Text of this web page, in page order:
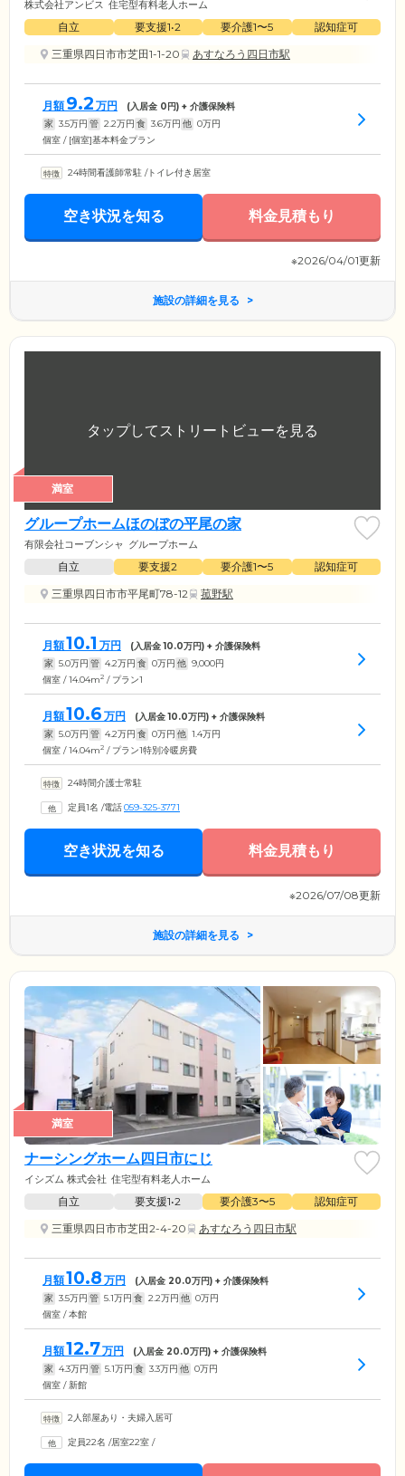
株式会社アンビス 住宅型有料老人ホーム
自立 要支援1•2 要介護1〜5
認知症可
三重県四日市市芝田1-1-20
あすなろう四日市駅
月額 9.2 万円 (入居金 0円) + 介護保険料
家 3.5万円 管 2.2万円 食 3.6万円 他 0万円
個室 / [個室]基本料金プラン
24時間看護師常駐 /トイレ付き居室
空き状況を知る 料金見積もり
※2026/04/01更新
施設の詳細を見る
満室
グループホームほのぼの平尾の家
有限会社コーブンシャ グループホーム
自立 要支援2 要介護1〜5
認知症可
三重県四日市市平尾町78-12
菰野駅
月額10.1 万円 (入居金10.0万円) + 介護保険料
家 5.0万円 管 4.2万円 食 0万円 他 9,000円
個室 / 14.04m2 / プラン1
月額10.6 万円 (入居金10.0万円) + 介護保険料
家 5.0万円 管 4.2万円 食 0万円 他 1.4万円
個室 / 14.04m2 / プラン1特別冷暖房費
24時間介護士常駐
定員1名 /電話059-325-3771
空き状況を知る 料金見積もり
※2026/07/08更新
施設の詳細を見る
満室
ナーシングホーム四日市にじ
イシズム 株式会社 住宅型有料老人ホーム
自立 要支援1•2 要介護3〜5
認知症可
三重県四日市市芝田2-4-20
あすなろう四日市駅
月額10.8 万円 (入居金 20.0万円) + 介護保険料
家 3.5万円 管 5.1万円 食 2.2万円 他 0万円
個室 / 本館
月額12.7万円 (入居金 20.0万円) + 介護保険料
家 4.3万円 管 5.1万円 食 3.3万円 他 0万円
個室 / 新館
2人部屋あり・夫婦入居可
定員22名 /居室22室 /